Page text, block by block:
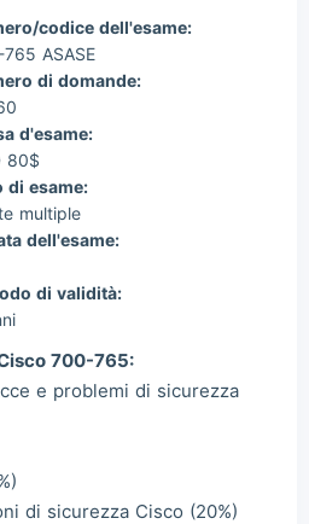
codice dell'esame:
ASASE
di domande:
d'esame:
80$
di esame:
multiple
dell'esame:
di validità:
700-765:
e problemi di sicurezza
di sicurezza Cisco (20%)